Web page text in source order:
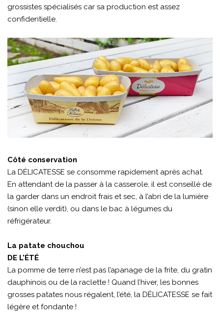
grossistes spécialisés car sa production est assez
confidentielle.
Côté conservation
La DÉLICATESSE se consomme rapidement après achat.
En attendant de la passer à la casserole, il est conseillé de
la garder dans un endroit frais et sec, à l’abri de la lumière
(sinon elle verdit), ou dans le bac à légumes du
réfrigérateur.
La patate chouchou
DE L'ÉTÉ
La pomme de terre n’est pas l’apanage de la frite, du gratin
dauphinois ou de la raclette ! Quand l’hiver, les bonnes
grosses patates nous régalent, l’été, la DÉLICATESSE se fait
légère et fondante !